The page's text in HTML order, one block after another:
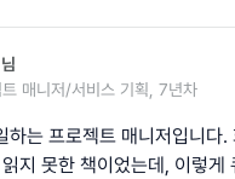
님
매니저/서비스 기획, 7년차
하는 프로젝트 매니저입니다.
지 못한 책이었는데, 이렇게